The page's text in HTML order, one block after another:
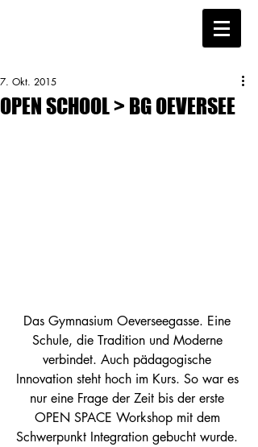
OPEN SCHOOL > BG OEVERSEE
7. Okt. 2015
Das Gymnasium Oeverseegasse. Eine
Schule, die Tradition und Moderne
verbindet. Auch pädagogische
Innovation steht hoch im Kurs. So war es
nur eine Frage der Zeit bis der erste
OPEN SPACE Workshop mit dem
Schwerpunkt Integration gebucht wurde.